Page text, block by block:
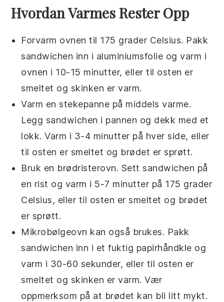
Hvordan Varmes Rester Opp
Forvarm ovnen til 175 grader Celsius. Pakk
sandwichen inn i aluminiumsfolie og varm i
ovnen i 10-15 minutter, eller til osten er
smeltet og skinken er varm.
Varm en stekepanne på middels varme.
Legg sandwichen i pannen og dekk med et
lokk. Varm i 3-4 minutter på hver side, eller
til osten er smeltet og brødet er sprøtt.
Bruk en brødristerovn. Settsandwichen på
en rist og varm i 5-7 minutter på 175 grader
Celsius, eller til osten er smeltet og brødet
er sprøtt.
Mikrobølgeovn kan også brukes. Pakk
sandwichen inn i et fuktig papirhåndkle og
varm i 30-60 sekunder, eller til osten er
smeltet og skinken er varm. Vær
oppmerksom på at brødet kan bli litt mykt.